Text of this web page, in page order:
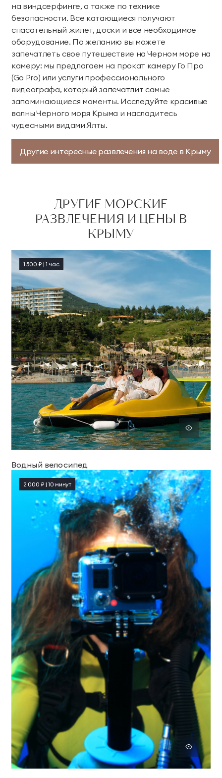
на виндсерфинге, а также по технике
безопасности. Все катающиеся получают
спасательный жилет, доски и все необходимое
оборудование. По желанию вы можете
запечатлеть свое путешествие на Черном море на
камеру: мы предлагаем на прокат камеру Го Про
(Go Pro) или услуги профессионального
видеографа, который запечатлит самые
запоминающиеся моменты. Исследуйте красивые
волны Черного моря Крыма и насладитесь
чудесными видами Ялты.
Другие интересные развлечения на воде в Крыму
ДРУГИЕ МОРСКИЕ
РАЗВЛЕЧЕНИЯ И ЦЕНЫ В
КРЫМУ
1 500 ₽ | 1 час
Водный велосипед
2 000 ₽ | 10 минут